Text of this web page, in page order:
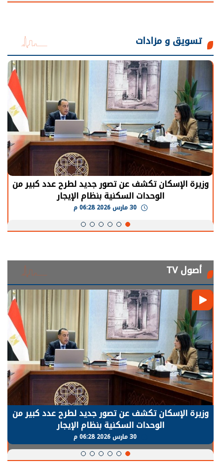
تسويق و مزادات
وزيرة الإسكان تكشف عن تصور جديد لطرح عدد كبير من
الوحدات السكنية بنظام الإيجار
أصول TV
وزيرة الإسكان تكشف عن تصور جديد لطرح عدد كبير من
الوحدات السكنية بنظام الإيجار